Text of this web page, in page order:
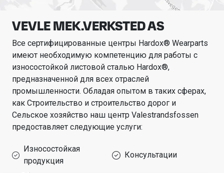
VEVLE MEK.VERKSTED AS
Все сертифицированные центры Hardox® Wearparts
имеют необходимую компетенцию для работы с
износостойкой листовой сталью Hardox®,
предназначенной для всех отраслей
промышленности. Обладая опытом в таких сферах,
как Строительство и строительство дорог и
Сельское хозяйство наш центр Valestrandsfossen
предоставляет следующие услуги:
Износостойкая
продукция
Консультации